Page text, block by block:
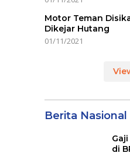
Motor Teman
Dikejar Hutang
01/11/2021
Berita Nasional
di